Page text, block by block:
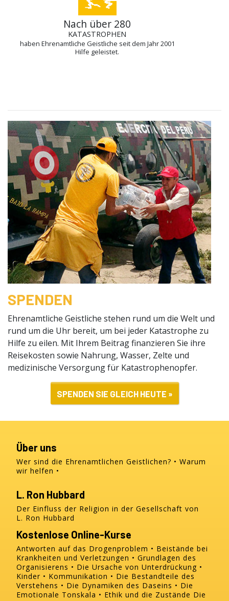
Nach über 280
KATASTROPHEN
haben Ehrenamtliche Geistliche seit dem Jahr 2001
Hilfe geleistet.
SPENDEN
Ehrenamtliche Geistliche stehen rund um die Welt und
rund um die Uhr bereit, um bei jeder Katastrophe zu
Hilfe zu eilen. Mit Ihrem Beitrag finanzieren Sie ihre
Reisekosten sowie Nahrung, Wasser, Zelte und
medizinische Versorgung für Katastrophenopfer.
SPENDEN SIE GLEICH HEUTE »
Über uns
Wer sind die Ehrenamtlichen Geistlichen?
Warum
wir helfen
L. Ron Hubbard
Der Einfluss der Religion in der Gesellschaft von
L. Ron Hubbard
Kostenlose Online-Kurse
Antworten auf das Drogenproblem
Beistände bei
Krankheiten und Verletzungen
Grundlagen des
Organisierens
Die Ursache von Unterdrückung
Kinder
Kommunikation
Die Bestandteile des
Verstehens
Die Dynamiken des Daseins
Die
Emotionale Tonskala
Ethik und die Zustände Die